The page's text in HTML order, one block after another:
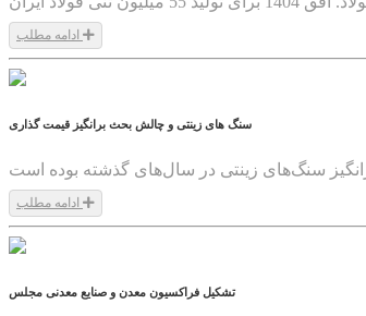
1399/05/12
سنگ های زینتی و چالش بحث برانگیز قیمت گذاری
سنگ‌های زینتی در سال‌های گذشته بوده ‌است
1399/05/11
تشکیل فراکسیون معدن و صنایع معدنی مجلس